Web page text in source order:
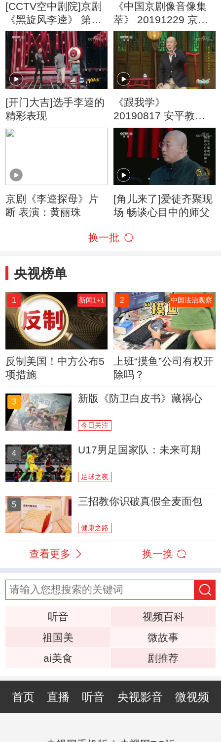
[CCTV空中剧院]京剧
《黑旋风李逵》 第二
场
《中国京剧像音像集
萃》 20191229 京剧
《黑旋风李逵》 2/2
[开门大吉]选手李逵的
精彩表现
《跟我学》
20190817 安平教京
剧黑旋风李逵
京剧《李逵探母》片
断 表演：黄丽珠
[角儿来了]爱徒齐聚现
场 畅谈心目中的师父
换一批
央视榜单
1 新闻1+1
反制美国！中方公布5
项措施
2 中国法治观察
上班“摸鱼”公司有权开
除吗？
3 新版《防卫白皮书》藏祸心
今日关注
4 U17男足国家队：未来可期
足球之夜
5 三招教你识破真假全麦面包
健康之路
查看更多 换一换
听音
视频百科
祖国美
微故事
ai美食
剧推荐
首页 直播 听音 央视影音 微视频